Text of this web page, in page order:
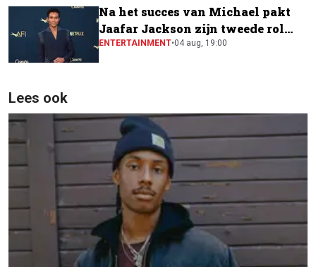
Na het succes van Michael pakt
Jaafar Jackson zijn tweede rol
naast Will Smith
ENTERTAINMENT•04 aug, 19:00
Lees ook